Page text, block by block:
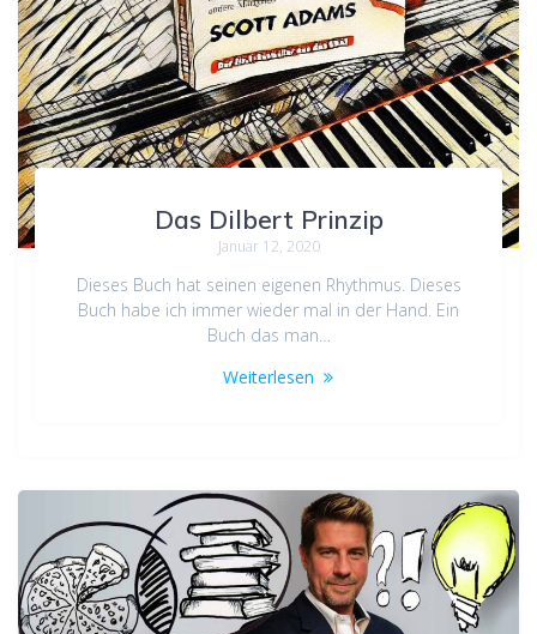
Das Dilbert Prinzip
Januar 12, 2020
Dieses Buch hat seinen eigenen Rhythmus. Dieses
Buch habe ich immer wieder mal in der Hand. Ein
Buch das man…
Weiterlesen